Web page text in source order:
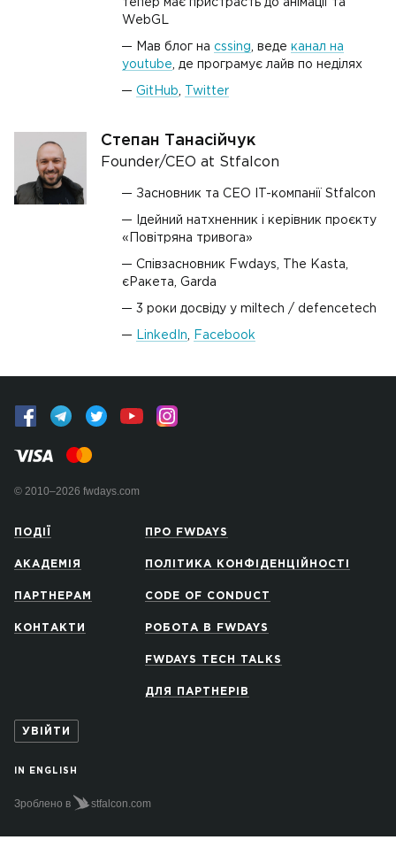
тепер має пристрасть до анімації та
WebGL
Мав блог на cssing , веде канал на
youtube , де програмує лайв по неділях
GitHub Twitter
Степан Танасійчук
Founder/CEO at Stfalcon
Засновник та CEO IT-компанії Stfalcon
Ідейний натхненник і керівник проєкту
«Повітряна тривога»
Співзасновник Fwdays, The Kasta,
єРакета, Garda
3 роки досвіду у miltech / defencetech
LinkedIn Facebook
© 2010–2026 fwdays.com
ПОДІЇ
АКАДЕМІЯ
ПАРТНЕРАМ
КОНТАКТИ
ПРО FWDAYS
ПОЛІТИКА КОНФІДЕНЦІЙНОСТІ
CODE OF CONDUCT
РОБОТА В FWDAYS
FWDAYS TECH TALKS
ДЛЯ ПАРТНЕРІВ
УВІЙТИ
IN ENGLISH
Зроблено в stfalcon.com